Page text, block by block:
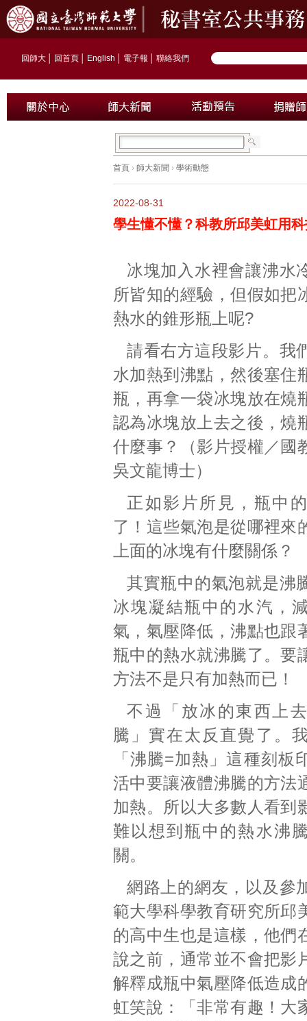
回師大 回首頁 English 電子報 聯絡我們
首頁 › 師大新聞 › 學術動態
2022-08-31
學生懂不懂？科教所邱美虹用
冰塊加入水裡會讓沸水
所皆知的經驗，但假如把
熱水的錐形瓶上呢?
請看右方這段影片。我
水加熱到沸點，然後塞住
瓶，再拿一袋冰塊放在燒
認為冰塊放上去之後，燒
什麼事？（影片授權／國
吳文龍博士）
正如影片所見，瓶中
了！這些氣泡是從哪裡來
上面的冰塊有什麼關係？
其實瓶中的氣泡就是沸
冰塊凝結瓶中的水汽，
氣，氣壓降低，沸點也跟
瓶中的熱水就沸騰了。要
方法不是只有加熱而已！
不過「放冰的東西上
騰」實在太反直覺了。
「沸騰=加熱」這種刻板
活中要讓液體沸騰的方法
加熱。所以大多數人看到
難以想到瓶中的熱水沸
關。
網路上的網友，以及參
範大學科學教育研究所邱
的高中生也是這樣，他們
說之前，通常並不會把影
解釋成瓶中氣壓降低造成
虹笑說：「非常有趣！大